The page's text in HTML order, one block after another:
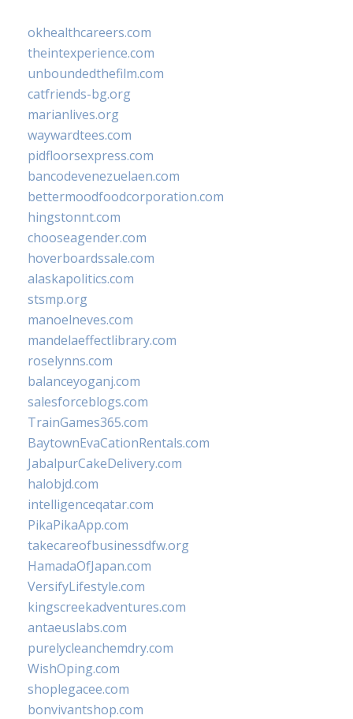
okhealthcareers.com
theintexperience.com
unboundedthefilm.com
catfriends-bg.org
marianlives.org
waywardtees.com
pidfloorsexpress.com
bancodevenezuelaen.com
bettermoodfoodcorporation.com
hingstonnt.com
chooseagender.com
hoverboardssale.com
alaskapolitics.com
stsmp.org
manoelneves.com
mandelaeffectlibrary.com
roselynns.com
balanceyoganj.com
salesforceblogs.com
TrainGames365.com
BaytownEvaCationRentals.com
JabalpurCakeDelivery.com
halobjd.com
intelligenceqatar.com
PikaPikaApp.com
takecareofbusinessdfw.org
HamadaOfJapan.com
VersifyLifestyle.com
kingscreekadventures.com
antaeuslabs.com
purelycleanchemdry.com
WishOping.com
shoplegacee.com
bonvivantshop.com